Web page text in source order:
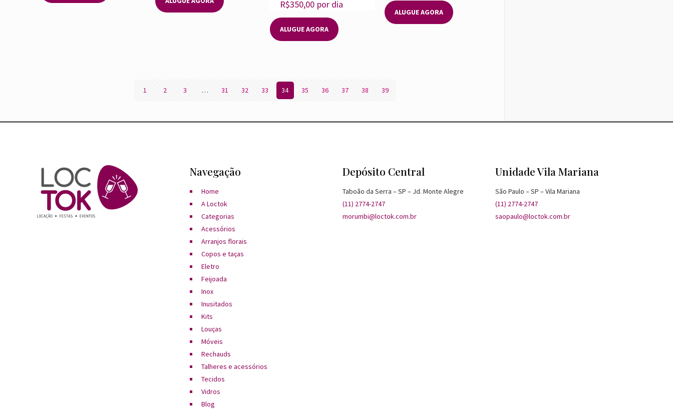
R$350,00 por dia
ALUGUE AGORA
ALUGUE AGORA
1 2 3 … 31 32 33 34 35 36 37 38 39
Navegação
Home
A Loctok
Categorias
Acessórios
Arranjos florais
Copos e taças
Eletro
Feijoada
Inox
Inusitados
Kits
Louças
Móveis
Rechauds
Talheres e acessórios
Tecidos
Vidros
Blog
Depósito Central
Taboão da Serra – SP – Jd. Monte Alegre
(11) 2774-2747
morumbi@loctok.com.br
Unidade Vila Mariana
São Paulo – SP – Vila Mariana
(11) 2774-2747
saopaulo@loctok.com.br